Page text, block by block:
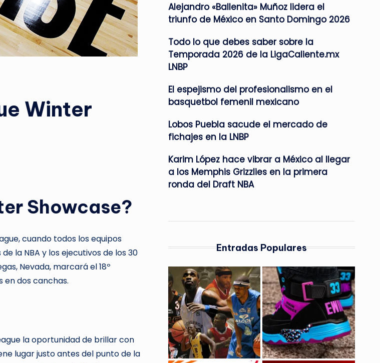
Winter
Showcase?
cuando todos los equipos
la NBA y los ejecutivos de los 30
Nevada, marcará el 18º
en dos canchas.
la oportunidad de brillar con
lugar justo antes del punto de la
Alejandro «Ballenita» Muñoz lidera el
triunfo de México en Santo Domingo 2026
Todo lo que debes saber sobre la
Temporada 2026 de la LigaCaliente.mx
LNBP
El espejismo del profesionalismo en el
basquetbol femenil mexicano
Lobos Puebla sacude el mercado de
fichajes en la LNBP
Karim López hace vibrar a México al llegar
a los Memphis Grizzlies en la primera
ronda del Draft NBA
Entradas Populares